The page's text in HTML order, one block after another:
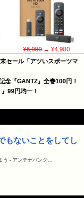
¥6,980→ ¥4,980
セール「アツいスポーツマ
念『GANTZ』全巻100円！
99円均一！
もないことをしてし
う - アンテナバンク…